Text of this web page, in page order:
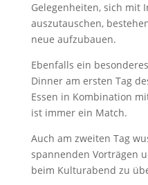
Gelegenheiten, sich mit
auszutauschen,
neue aufzubauen.
Ebenfalls ein
Dinner am ersten Tag
Essen in Kombination
ist immer ein Match.
Auch am zweiten Tag
spannenden Vorträgen
beim Kulturabend zu